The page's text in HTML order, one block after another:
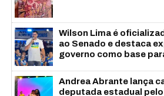
Wilson Lima é
ao Senado e destaca
governo como base
Andrea Abrante lança
deputada estadual